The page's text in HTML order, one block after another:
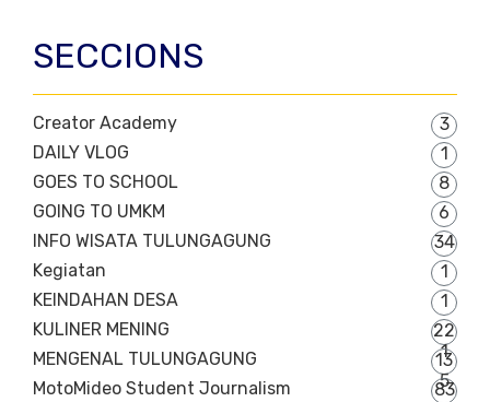
SECCIONS
Creator Academy
3
DAILY VLOG
1
GOES TO SCHOOL
8
GOING TO UMKM
6
INFO WISATA TULUNGAGUNG
34
Kegiatan
1
KEINDAHAN DESA
1
KULINER MENING
22
1
MENGENAL TULUNGAGUNG
13
5
MotoMideo Student Journalism
83